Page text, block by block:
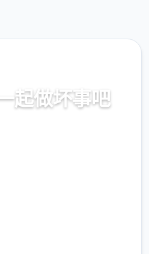
起做坏事吧
，中文入口，正化链接入